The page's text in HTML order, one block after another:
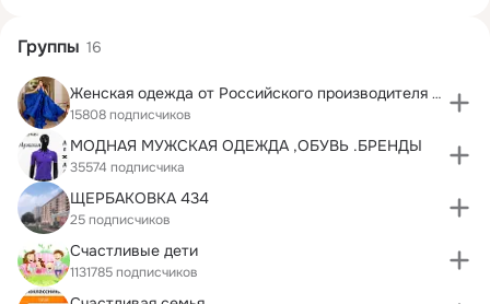
Группы 16
Женская одежда от Российского производителя RUXARA
15808 подписчиков
МОДНАЯ МУЖСКАЯ ОДЕЖДА ,ОБУВЬ .БРЕНДЫ
35574 подписчика
ЩЕРБАКОВКА 434
25 подписчиков
Счастливые дети
1131785 подписчиков